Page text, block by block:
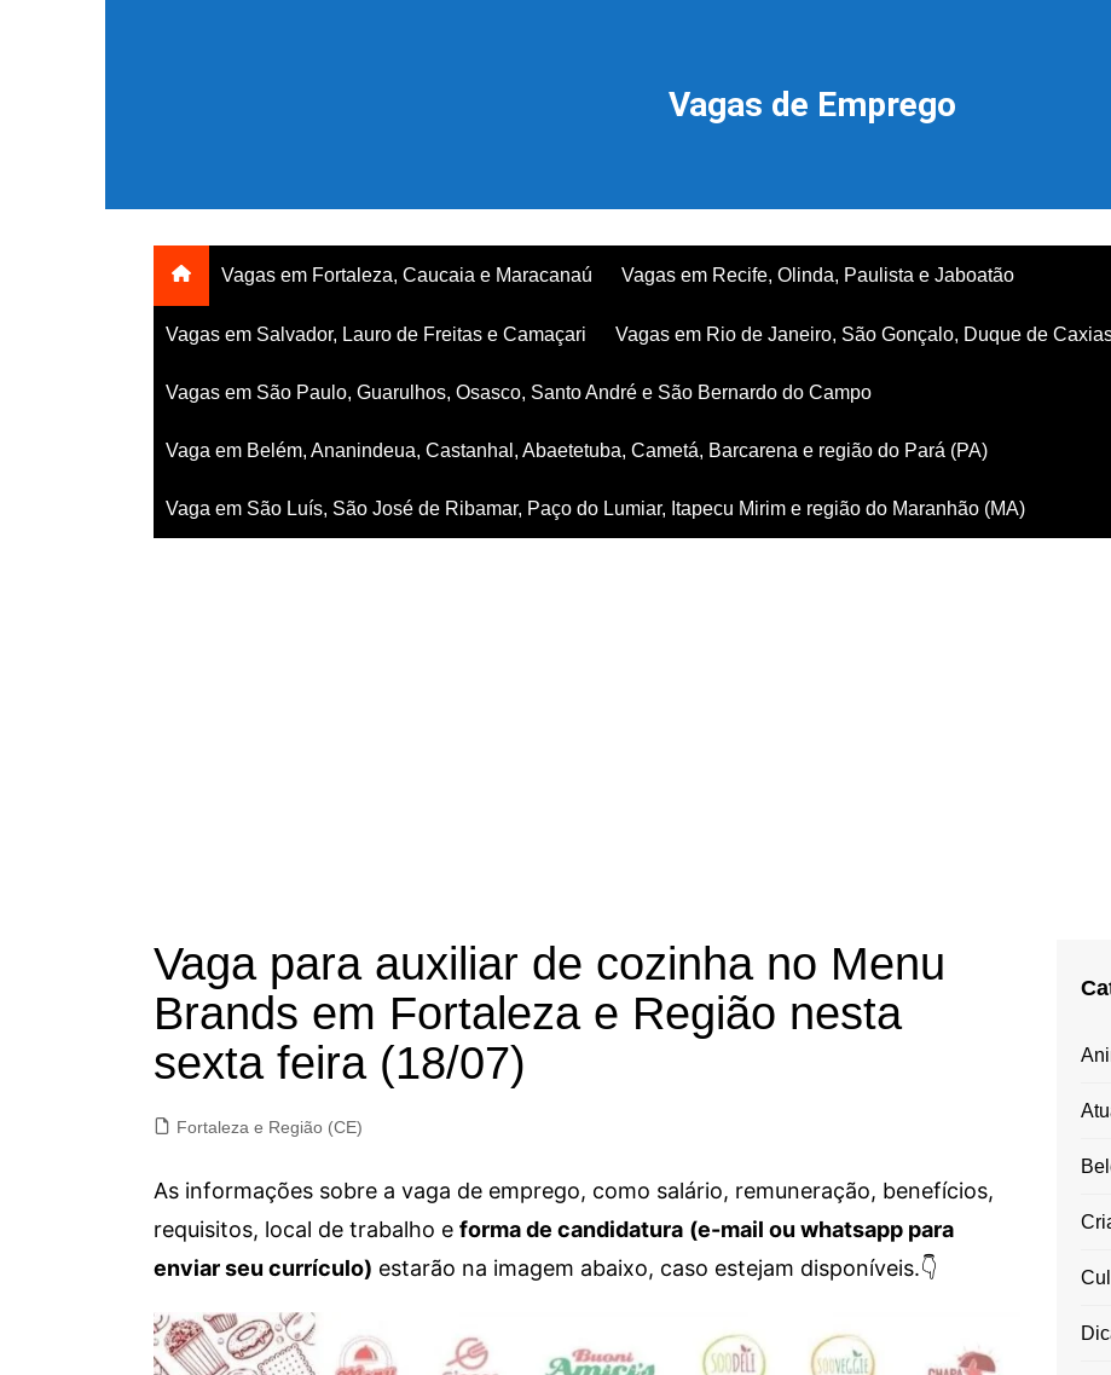
Vagas de Emprego
Vagas em Fortaleza, Caucaia e Maracanaú Vagas em Recife, Olinda, Paulista e Jaboatão
Vagas em Salvador, Lauro de Freitas e Camaçari Vagas em Rio de Janeiro, São Gonçalo, Duque de
Vagas em São Paulo, Guarulhos, Osasco, Santo André e São Bernardo do Campo
Vaga em Belém, Ananindeua, Castanhal, Abaetetuba, Cametá, Barcarena e região do Pará (PA)
Vaga em São Luís, São José de Ribamar, Paço do Lumiar, Itapecu Mirim e região do Maranhão (MA)
Vaga para auxiliar de cozinha no Menu
Brands em Fortaleza e Região nesta
sexta feira (18/07)
Fortaleza e Região (CE)
As informações sobre a vaga de emprego, como salário, remuneração, benefícios,
requisitos, local de trabalho e forma de candidatura (e-mail ou whatsapp para
enviar seu currículo) estarão na imagem abaixo, caso estejam disponíveis.👇